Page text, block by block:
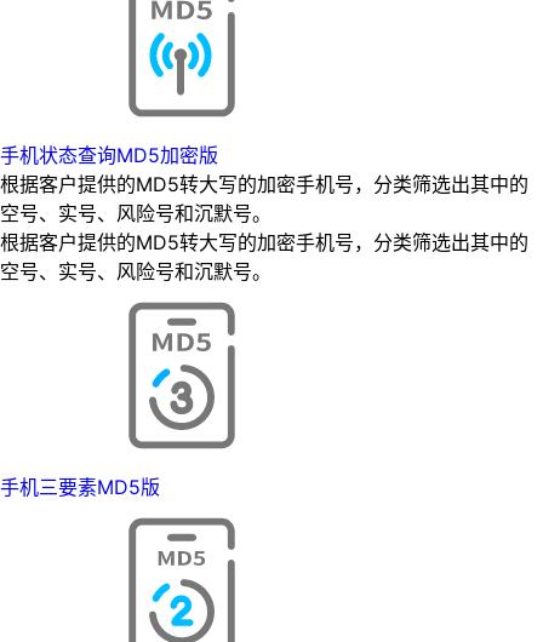
手机状态查询MD5加密版
根据客户提供的MD5转大写的加密手机号，分类筛选出其中的
空号、实号、风险号和沉默号。
根据客户提供的MD5转大写的加密手机号，分类筛选出其中的
空号、实号、风险号和沉默号。
手机三要素MD5版